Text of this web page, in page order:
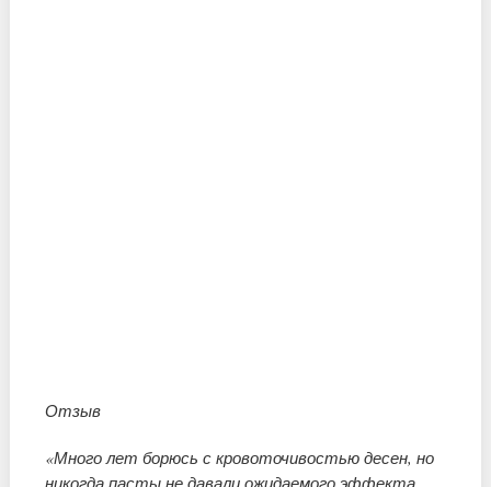
Отзыв
«Много лет борюсь с кровоточивостью десен, но